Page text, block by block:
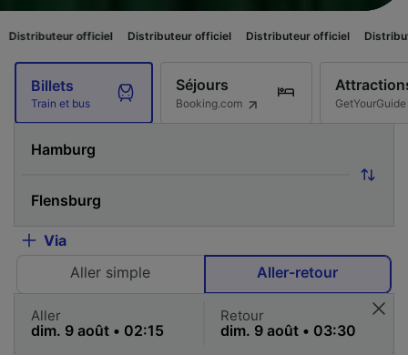
Distributeur officiel Distributeur officiel Distributeur officiel
Billets
Train et bus
Séjours
Booking.com GetYourGuide
Via
Aller simple
Aller-retour
Aller Retour